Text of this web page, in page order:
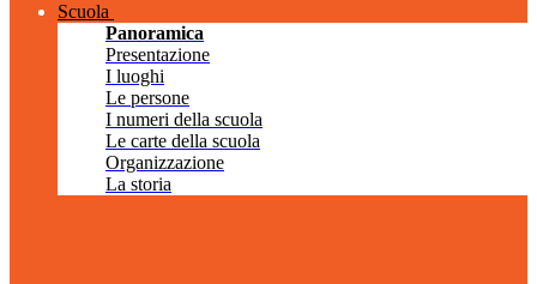
Scuola
Panoramica
Presentazione
I luoghi
Le persone
I numeri della scuola
Le carte della scuola
Organizzazione
La storia